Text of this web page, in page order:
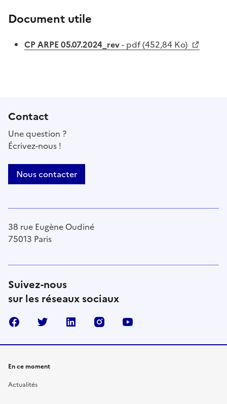
Document utile
CP ARPE 05.07.2024_rev- pdf (452,84 Ko)
Contact
Une question ?
Écrivez-nous !
Nous contacter
38 rue Eugène Oudiné
75013 Paris
Suivez-nous
sur les réseaux sociaux
FacebookTwitter Linkedin Instagram
En ce moment
Actualités